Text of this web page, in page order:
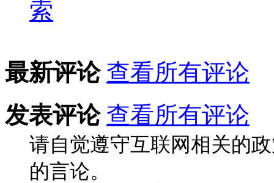
最新评论 查看所有评论
发表评论 查看所有评论
请自觉遵守互联网相关的
的言论。